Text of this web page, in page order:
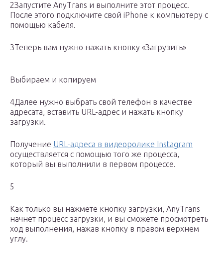
2Запустите AnyTrans и выполните этот процесс.
После этого подключите свой iPhone к компьютеру с
помощью кабеля.
3Теперь вам нужно нажать кнопку «Загрузить»
Выбираем и копируем
4Далее нужно выбрать свой телефон в качестве
адресата, вставить URL-адрес и нажать кнопку
загрузки.
Получение URL-адреса в видеоролике Instagram
осуществляется с помощью того же процесса,
который вы выполнили в первом процессе.
5
Как только вы нажмете кнопку загрузки, AnyTrans
начнет процесс загрузки, и вы сможете просмотреть
ход выполнения, нажав кнопку в правом верхнем
углу.